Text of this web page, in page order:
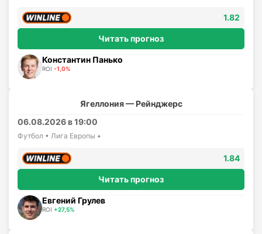
1.82
Читать прогноз
Константин Панько
ROI -1,0%
Ягеллония — Рейнджерс
06.08.2026 в 19:00
Футбол • Лига Европы •
1.84
Читать прогноз
Евгений Грулев
ROI +27,5%